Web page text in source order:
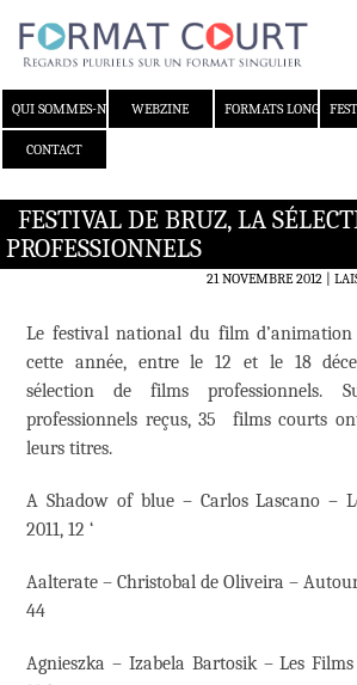
QUI SOMMES-NOUS ?WEBZINE FORMATS LONGS
CONTACT
FESTIVAL DE BRUZ, LA
PROFESSIONNELS
21 NOVEMBRE 2012
Le festival national du film d’animation
cette année, entre le 12 et le 18
sélection de films professionnels.
professionnels reçus, 35 films courts
leurs titres.
A Shadow of blue – Carlos Lascano –
2011, 12 ‘
Aalterate – Christobal de Oliveira –
44
Agnieszka – Izabela Bartosik – Les Films